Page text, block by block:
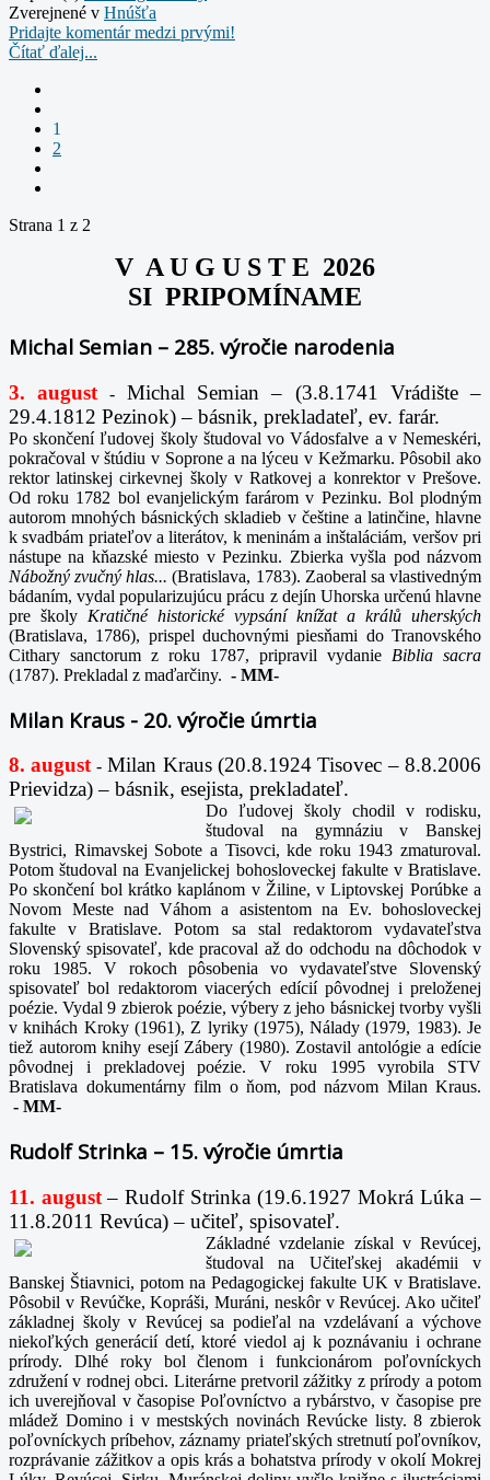
Zverejnené v Hnúšťa
Pridajte komentár medzi prvými!
Čítať ďalej...
1
2
Strana 1 z 2
V A U G U S T E 2026
SI PRIPOMÍNAME
Michal Semian – 285. výročie narodenia
3. august -Michal Semian – (3.8.1741 Vrádište –
29.4.1812 Pezinok) – básnik, prekladateľ, ev. farár.
Po skončení ľudovej školy študoval vo Vádosfalve a v Nemeskéri,
pokračoval v štúdiu v Soprone a na lýceu v Kežmarku. Pôsobil ako
rektor latinskej cirkevnej školy v Ratkovej a konrektor v Prešove.
Od roku 1782 bol evanjelickým farárom v Pezinku. Bol plodným
autorom mnohých básnických skladieb v češtine a latinčine, hlavne
k svadbám priateľov a literátov, k meninám a inštaláciám, veršov pri
nástupe na kňazské miesto v Pezinku. Zbierka vyšla pod názvom
Nábožný zvučný hlas...(Bratislava, 1783). Zaoberal sa vlastivedným
bádaním, vydal popularizujúcu prácu z dejín Uhorska určenú hlavne
pre školy Kratičné historické vypsání knížat a králů uherských
(Bratislava, 1786), prispel duchovnými piesňami do Tranovského
Cithary sanctorum z roku 1787, pripravil vydanie Biblia sacra
(1787). Prekladal z maďarčiny. - MM-
Milan Kraus - 20. výročie úmrtia
8. august -Milan Kraus (20.8.1924 Tisovec – 8.8.2006
Prievidza) – básnik, esejista, prekladateľ.
Do ľudovej školy chodil v rodisku,
študoval na gymnáziu v Banskej
Bystrici, Rimavskej Sobote a Tisovci, kde roku 1943 zmaturoval.
Potom študoval na Evanjelickej bohosloveckej fakulte v Bratislave.
Po skončení bol krátko kaplánom v Žiline, v Liptovskej Porúbke a
Novom Meste nad Váhom a asistentom na Ev. bohosloveckej
fakulte v Bratislave. Potom sa stal redaktorom vydavateľstva
Slovenský spisovateľ, kde pracoval až do odchodu na dôchodok v
roku 1985. V rokoch pôsobenia vo vydavateľstve Slovenský
spisovateľ bol redaktorom viacerých edícií pôvodnej i preloženej
poézie. Vydal 9 zbierok poézie, výbery z jeho básnickej tvorby vyšli
v knihách Kroky (1961), Z lyriky (1975), Nálady (1979, 1983). Je
tiež autorom knihy esejí Zábery (1980). Zostavil antológie a edície
pôvodnej i prekladovej poézie. V roku 1995 vyrobila STV
Bratislava dokumentárny film o ňom, pod názvom Milan Kraus.
- MM-
Rudolf Strinka – 15. výročie úmrtia
11. august – Rudolf Strinka (19.6.1927 Mokrá Lúka –
11.8.2011 Revúca) – učiteľ, spisovateľ.
Základné vzdelanie získal v Revúcej,
študoval na Učiteľskej akadémii v
Banskej Štiavnici, potom na Pedagogickej fakulte UK v Bratislave.
Pôsobil v Revúčke, Kopráši, Muráni, neskôr v Revúcej. Ako učiteľ
základnej školy v Revúcej sa podieľal na vzdelávaní a výchove
niekoľkých generácií detí, ktoré viedol aj k poznávaniu i ochrane
prírody. Dlhé roky bol členom i funkcionárom poľovníckych
združení v rodnej obci. Literárne pretvoril zážitky z prírody a potom
ich uverejňoval v časopise Poľovníctvo a rybárstvo, v časopise pre
mládež Domino i v mestských novinách Revúcke listy. 8 zbierok
poľovníckych príbehov, záznamy priateľských stretnutí poľovníkov,
rozprávanie zážitkov a opis krás a bohatstva prírody v okolí Mokrej